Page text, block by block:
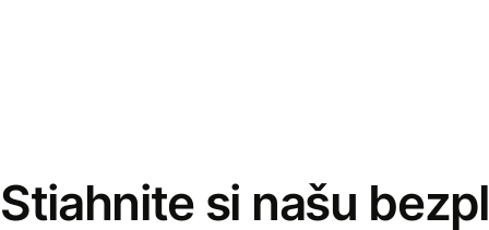
Stiahnite si našu